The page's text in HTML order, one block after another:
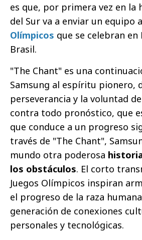
es que, por primera vez en la
del Sur va a enviar un equipo
Olímpicos que se celebran en
Brasil.
"The Chant" es una
Samsung al espíritu pionero,
perseverancia y la voluntad
contra todo pronóstico, que
que conduce a un progreso
través de "The Chant",
mundo otra poderosa
los obstáculos. El corto
Juegos Olímpicos inspiran
el progreso de la raza
generación de conexiones
personales y tecnológicas.